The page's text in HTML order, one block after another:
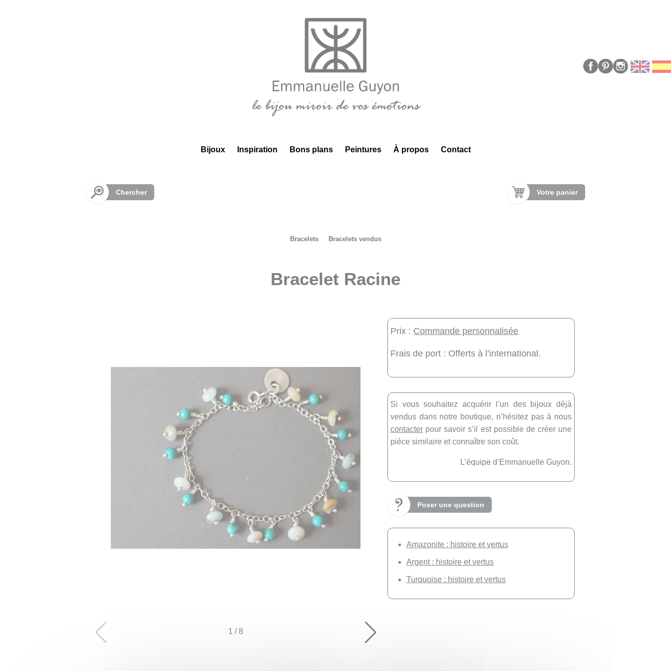
Bijoux Inspiration Bons plans Peintures À propos Contact
Chercher Votre panier
Bracelets Bracelets vendus
Bracelet Racine
1 /8
Prix : Commande personnalisée
Frais de port : Offerts à l’international.
Si vous souhaitez acquérir l’un des bijoux déjà
vendus dans notre boutique, n’hésitez pas à nous
contacter pour savoir s’il est possible de créer une
pièce similaire et connaître son coût.
L’équipe d’Emmanuelle Guyon.
Poser une question
Amazonite : histoire et vertus
Argent : histoire et vertus
Turquoise : histoire et vertus